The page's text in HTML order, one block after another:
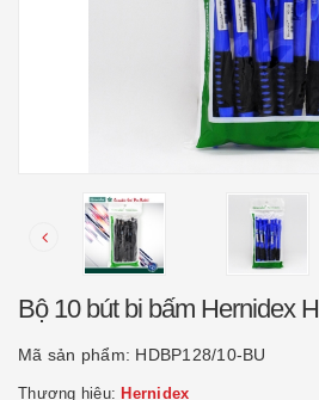
Bộ 10 bút bi bấm Hernidex
Mã sản phẩm: HDBP128/10-BU
Thương hiệu: Hernidex